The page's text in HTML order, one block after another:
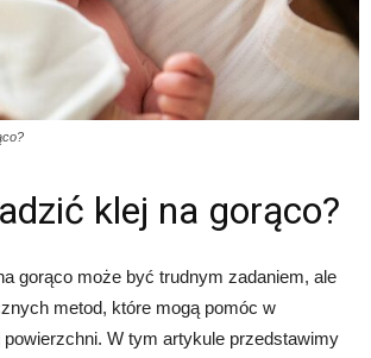
klej na gorąco?
gorąco może być trudnym zadaniem, ale
metod, które mogą pomóc w
powierzchni. W tym artykule przedstawimy